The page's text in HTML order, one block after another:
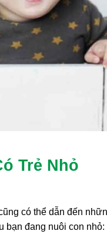
Trẻ Nhỏ
có thể dẫn đến
bạn đang nuôi con nhỏ: